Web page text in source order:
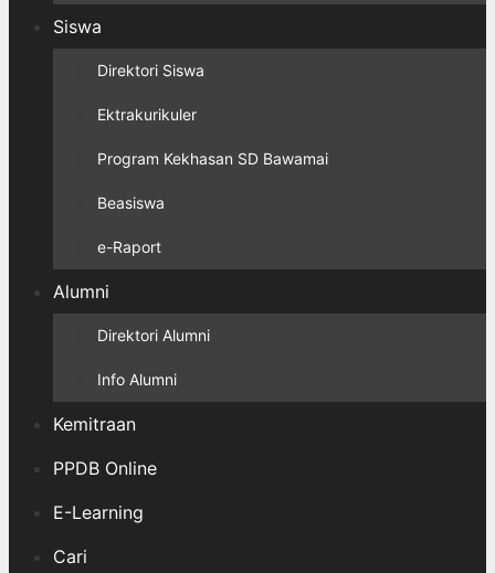
Siswa
Direktori Siswa
Ektrakurikuler
Program Kekhasan SD Bawamai
Beasiswa
e-Raport
Alumni
Direktori Alumni
Info Alumni
Kemitraan
PPDB Online
E-Learning
Cari